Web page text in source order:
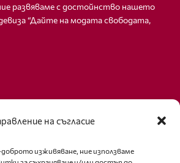
на съгласие
изживяване, ние използваме
развяваме с достойнство нашето
“Дайте на модата свободата,